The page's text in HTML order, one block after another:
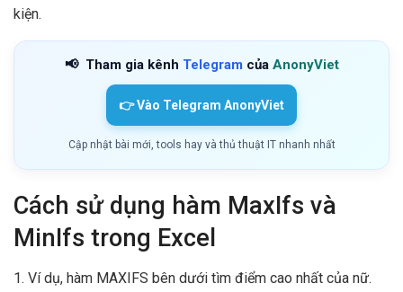
kiện.
📢 Tham gia kênh Telegram của AnonyViet
👉 Vào Telegram AnonyViet
Cập nhật bài mới, tools hay và thủ thuật IT nhanh nhất
Cách sử dụng hàm MaxIfs và
MinIfs trong Excel
1. Ví dụ, hàm MAXIFS bên dưới tìm điểm cao nhất của nữ.